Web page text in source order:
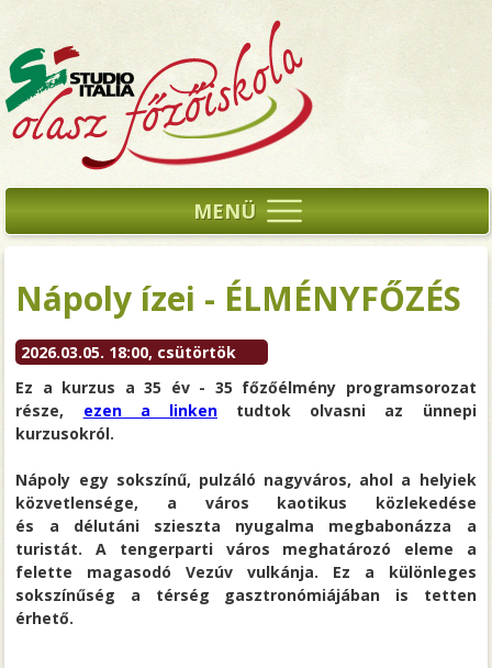
MENÜ
Nápoly ízei - ÉLMÉNYFŐZÉS
2026.03.05. 18:00, csütörtök
Ez a kurzus a 35 év - 35 főzőélmény programsorozat
része, ezen a linkentudtok olvasni az ünnepi
kurzusokról.
Nápoly egy sokszínű, pulzáló nagyváros, ahol a helyiek
közvetlensége, a város kaotikus közlekedése
és a délutáni szieszta nyugalma megbabonázza a
turistát. A tengerparti város meghatározó eleme a
felette magasodó Vezúv vulkánja. Ez a különleges
sokszínűség a térség gasztronómiájában is tetten
érhető.